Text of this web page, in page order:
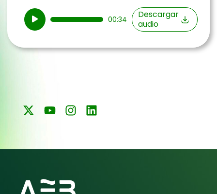
Reproductor
de
00:34
Descargar
audio